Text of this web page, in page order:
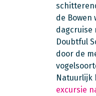
de Bowen
dagcruise
Doubtful
door de
Natuurlijk
excursie